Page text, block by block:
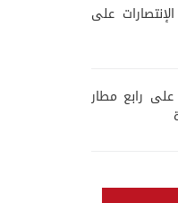
على
على رابع مطار